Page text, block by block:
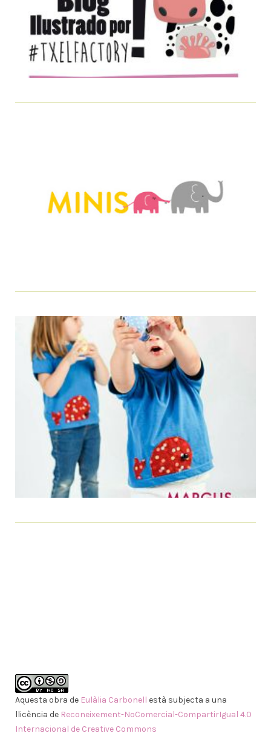
Aquesta obra de Eulàlia Carbonell està subjecta a una
llicència de Reconeixement-NoComercial-CompartirIgual 4.0
Internacional de Creative Commons